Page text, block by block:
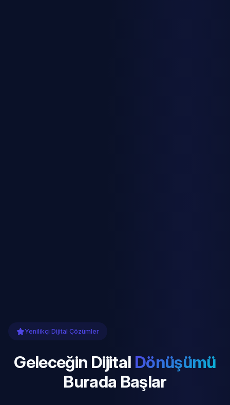
Yenilikçi Dijital Çözümler
Geleceğin Dijital Dönüşümü
Burada Başlar